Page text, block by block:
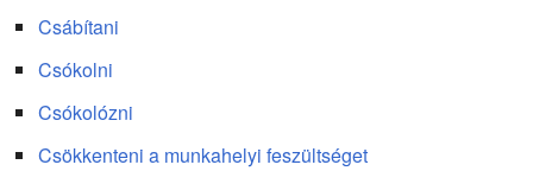
Csábítani
Csókolni
Csókolózni
Csökkenteni a munkahelyi feszültséget